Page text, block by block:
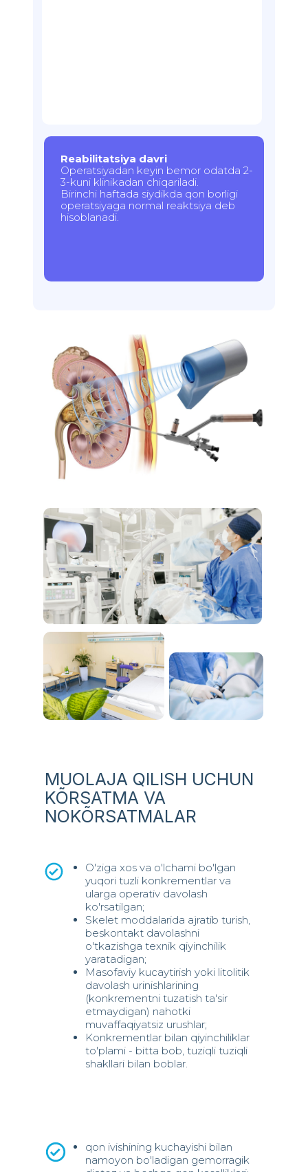
Reabilitatsiya davri
Operatsiyadan keyin bemor odatda 2-
3-kuni klinikadan chiqariladi.
Birinchi haftada siydikda qon borligi
operatsiyaga normal reaktsiya deb
hisoblanadi.
MUOLAJA QILISH UCHUN
KÕRSATMA VA
NOKÕRSATMALAR
O'ziga xos va o'lchami bo'lgan
yuqori tuzli konkrementlar va
ularga operativ davolash
ko'rsatilgan;
Skelet moddalarida ajratib turish,
beskontakt davolashni
o'tkazishga texnik qiyinchilik
yaratadigan;
Masofaviy kucaytirish yoki litolitik
davolash urinishlarining
(konkrementni tuzatish ta'sir
etmaydigan) nahotki
muvaffaqiyatsiz urushlar;
Konkrementlar bilan qiyinchiliklar
to'plami - bitta bob, tuziqli tuziqli
shakllari bilan boblar.
qon ivishining kuchayishi bilan
namoyon bo'ladigan gemorragik